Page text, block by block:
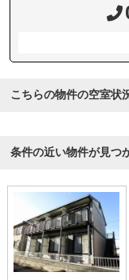
こちらの物件の空室状
条件の近い物件が見つ